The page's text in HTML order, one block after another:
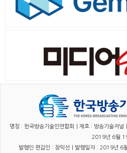
명칭 : 한국방송기술인연합회｜제호 : 방송기술저
2019년 6월
발행인·편집인 : 장익선｜발행일자 : 2019년 6